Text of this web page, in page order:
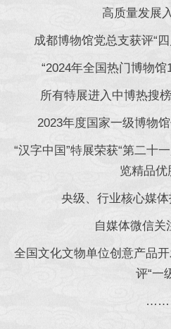
高质量发展
成都博物馆党总支获评“
“2024年全国热门博物
所有特展进入中博热搜
2023年度国家一级博物
“汉字中国”特展荣获“第二十
览精品优
央级、行业核心媒
自媒体微信关
全国文化文物单位创意产品
评“一
……